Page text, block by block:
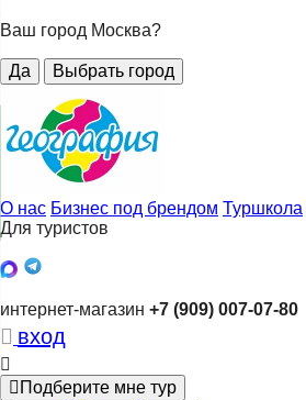
Ваш город Москва?
Да Выбрать город
О нас Бизнес под брендом Туршкола
Для туристов
интернет-магазин +7 (909) 007-07-80
вход
Подберите мне тур